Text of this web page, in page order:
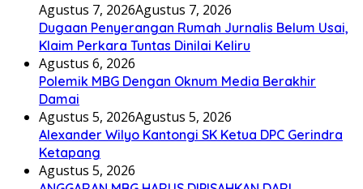
Agustus 7, 2026Agustus 7, 2026
Dugaan Penyerangan Rumah Jurnalis Belum Usai,
Klaim Perkara Tuntas Dinilai Keliru
Agustus 6, 2026
Polemik MBG Dengan Oknum Media Berakhir
Damai
Agustus 5, 2026Agustus 5, 2026
Alexander Wilyo Kantongi SK Ketua DPC Gerindra
Ketapang
Agustus 5, 2026